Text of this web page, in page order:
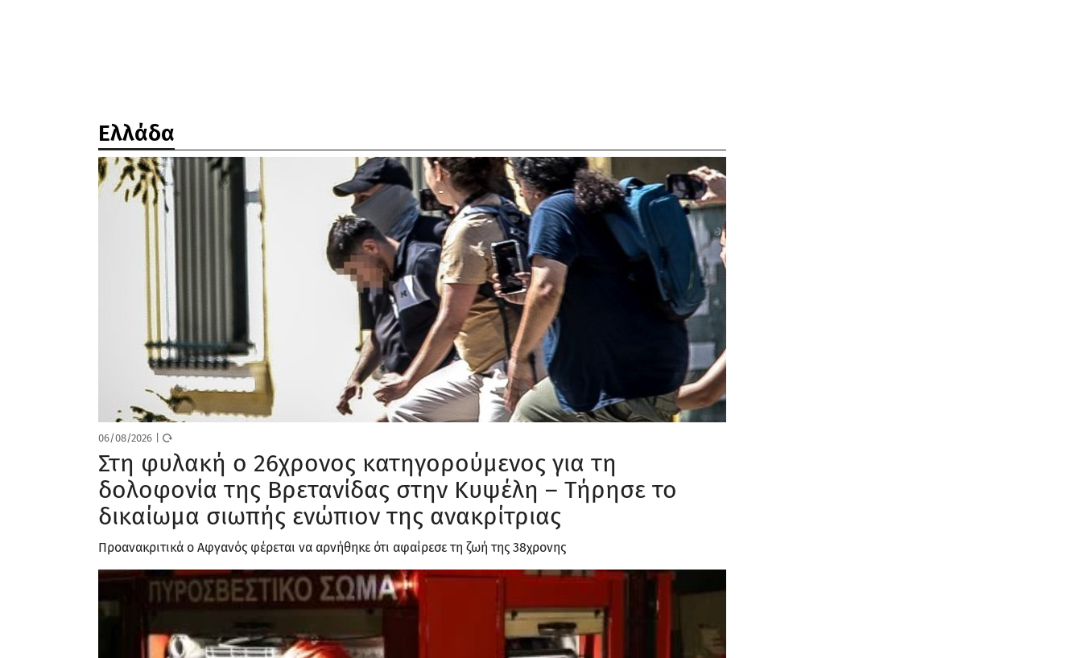
Ελλάδα
06/08/2026
Στη φυλακή ο 26χρονος κατηγορούμενος για τη
δολοφονία της Βρετανίδας στην Κυψέλη – Τήρησε το
δικαίωμα σιωπής ενώπιον της ανακρίτριας
Προανακριτικά ο Αφγανός φέρεται να αρνήθηκε ότι αφαίρεσε τη ζωή της 38χρονης